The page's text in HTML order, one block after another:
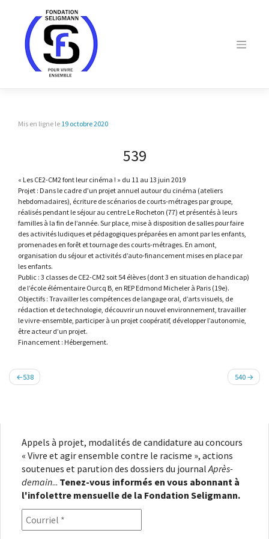
Mis en ligne le 19 octobre 2020
539
« Les CE2-CM2 font leur cinéma ! » du 11 au 13 juin 2019
Projet : Dans le cadre d’un projet annuel autour du cinéma (ateliers
hebdomadaires), écriture de scénarios de courts-métrages par groupe,
réalisés pendant le séjour au centre Le Rocheton (77) et présentés à leurs
familles à la fin de l’année. Sur place, mise à disposition de salles pour faire
des activités ludiques et pédagogiques préparées en amont par les enfants,
promenades en forêt et tournage des courts-métrages. En amont,
organisation du séjour et activités d’auto-financement mises en place par
les enfants.
Public : 3 classes de CE2-CM2 soit 54 élèves (dont 3 en situation de handicap)
de l’école élémentaire Ourcq B, en REP Edmond Micheler à Paris (19e).
Objectifs : Travailler les compétences de langage oral, d’arts visuels, de
rédaction et de technologie, découvrir un nouvel environnement, travailler
le vivre-ensemble, participer à un projet coopératif, développer l’autonomie,
être acteur d’un projet.
Financement : Hébergement.
Navigation
de
538 540
Appels à projet, modalités de candidature au concours
« Vivre et agir ensemble contre le racisme », actions
soutenues et parution des dossiers du journalAprès-
demain... Tenez-vous informés en vous abonnant à
l'infolettre mensuelle de la Fondation Seligmann.